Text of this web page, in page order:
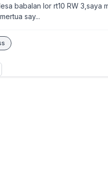
babalan lor rt10 RW 3,saya
say...